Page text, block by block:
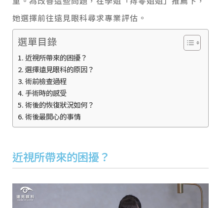
她選擇前往遠見眼科尋求專業評估。
選單目錄
近視所帶來的困擾？
選擇遠見眼科的原因？
術前檢查過程
手術時的感受
術後的恢復狀況如何？
術後最開心的事情
近視所帶來的困擾？